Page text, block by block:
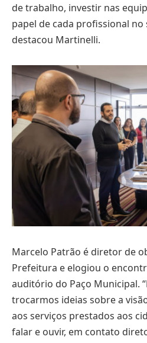
de trabalho, investir nas
papel de cada profissional no
destacou Martinelli.
Marcelo Patrão é diretor de
Prefeitura e elogiou o
auditório do Paço Municipal.
trocarmos ideias sobre a
aos serviços prestados aos
falar e ouvir, em contato